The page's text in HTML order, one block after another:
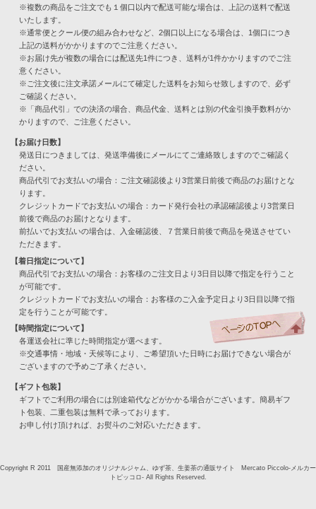
※複数の商品をご注文でも１個口以内で配送可能な場合は、上記の送料で配送
いたします。
※通常便とクール便の組み合わせなど、2個口以上になる場合は、1個口につき
上記の送料がかかりますのでご注意ください。
※お届け先が複数の場合には配送先1件につき、送料が1件かかりますのでご注
意ください。
※ご注文後に注文承諾メールにて確定した送料をお知らせ致しますので、必ず
ご確認ください。
※「商品代引」での決済の場合、商品代金、送料とは別の代金引換手数料がか
かりますので、ご注意ください。
【お届け日数】
発送日につきましては、発送準備後にメールにてご連絡致しますのでご確認く
ださい。
商品代引でお支払いの場合：ご注文確認後より3営業日前後で商品のお届けとな
ります。
クレジットカードでお支払いの場合：カード発行会社の承認確認後より3営業日
前後で商品のお届けとなります。
前払いでお支払いの場合は、入金確認後、７営業日前後で商品を発送させてい
ただきます。
【着日指定について】
商品代引でお支払いの場合：お客様のご注文日より3日目以降で指定を行うこと
が可能です。
クレジットカードでお支払いの場合：お客様のご入金予定日より3日目以降で指
定を行うことが可能です。
【時間指定について】
各運送会社に準じた時間指定が選べます。
※交通事情・地域・天候等により、ご希望頂いた日時にお届けできない場合が
ございますので予めご了承ください。
【ギフト包装】
ギフトでご利用の場合には別途箱代などがかかる場合がございます。簡易ギフ
ト包装、二重包装は無料で承っております。
お申し付け頂ければ、お熨斗のご対応いただきます。
Copyright R 2011 国産無添加のオリジナルジャム、ゆず茶、生姜茶の通販サイト Mercato Piccolo-メルカー
トピッコロ- All Rights Reserved.